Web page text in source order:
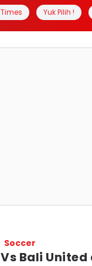
Yuk Pilih !
Soccer
Bali United